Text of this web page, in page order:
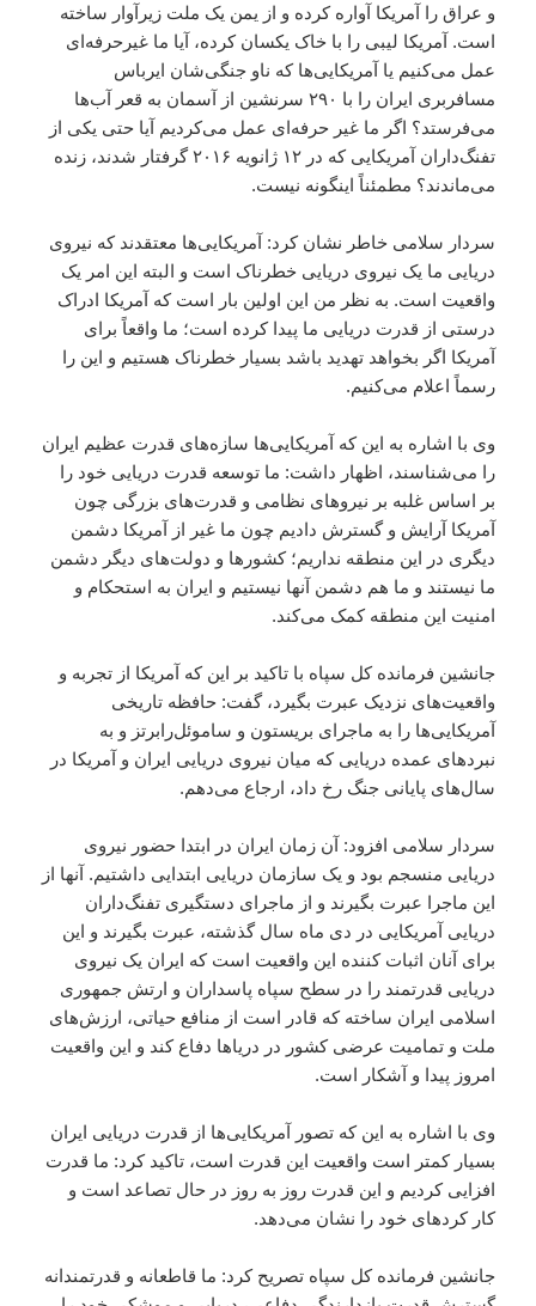
و عراق را آمریکا آواره کرده و از یمن یک ملت زیرآوار ساخته
است. آمریکا لیبی را با خاک یکسان کرده، آیا ما غیرحرفه‌ای
عمل می‌کنیم یا آمریکایی‌ها که ناو جنگی‌شان ایرباس
مسافربری ایران را با ۲۹۰ سرنشین از آسمان به قعر آب‌ها
می‌فرستد؟ اگر ما غیر حرفه‌ای عمل می‌کردیم آیا حتی یکی از
تفنگ‌داران آمریکایی که در ۱۲ ژانویه ۲۰۱۶ گرفتار شدند، زنده
می‌ماندند؟ مطمئناً اینگونه نیست.
سردار سلامی خاطر نشان کرد: آمریکایی‌ها معتقدند که نیروی
دریایی ما یک نیروی دریایی خطرناک است و البته این امر یک
واقعیت است. به نظر من این اولین بار است که آمریکا ادراک
درستی از قدرت دریایی ما پیدا کرده است؛ ما واقعاً برای
آمریکا اگر بخواهد تهدید باشد بسیار خطرناک هستیم و این را
رسماً اعلام می‌کنیم.
وی با اشاره به این که آمریکایی‌ها سازه‌های قدرت عظیم ایران
را می‌شناسند، اظهار داشت: ما توسعه قدرت دریایی خود را
بر اساس غلبه بر نیروهای نظامی و قدرت‌های بزرگی چون
آمریکا آرایش و گسترش دادیم چون ما غیر از آمریکا دشمن
دیگری در این منطقه نداریم؛ کشورها و دولت‌های دیگر دشمن
ما نیستند و ما هم دشمن آنها نیستیم و ایران به استحکام و
امنیت این منطقه کمک می‌کند.
جانشین فرمانده کل سپاه با تاکید بر این که آمریکا از تجربه‌ و
واقعیت‌های نزدیک عبرت بگیرد، گفت: حافظه تاریخی
آمریکایی‌ها را به ماجرای بریستون و ساموئل‌رابرتز و به
نبردهای عمده دریایی که میان نیروی دریایی ایران و آمریکا در
سال‌های پایانی جنگ رخ داد، ارجاع می‌دهم.
سردار سلامی افزود: آن زمان ایران در ابتدا حضور نیروی
دریایی منسجم بود و یک سازمان دریایی ابتدایی داشتیم. آنها از
این ماجرا عبرت بگیرند و از ماجرای دستگیری تفنگ‌داران
دریایی آمریکایی در دی ماه سال گذشته، عبرت بگیرند و این
برای آنان اثبات کننده این واقعیت است که ایران یک نیروی
دریایی قدرتمند را در سطح سپاه پاسداران و ارتش جمهوری
اسلامی ایران ساخته که قادر است از منافع حیاتی، ارزش‌های
ملت و تمامیت عرضی کشور در دریاها دفاع کند و این واقعیت
امروز پیدا و آشکار است.
وی با اشاره به این که تصور آمریکایی‌ها از قدرت دریایی ایران
بسیار کمتر است واقعیت این قدرت است، تاکید کرد: ما قدرت
افزایی کردیم و این قدرت روز به روز در حال تصاعد است و
کار کردهای خود را نشان می‌دهد.
جانشین فرمانده کل سپاه تصریح کرد: ما قاطعانه و قدرتمندانه